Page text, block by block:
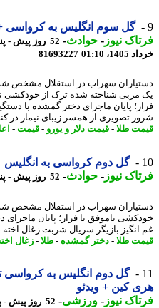
گل سوم انگلیس به کرواسی +
نیوز-حوادث -
01:10
81693227
سهراب در استقلال مشخص
شناخته شده ترک از خودکشی
پایان ماجرای دختر گمشده با دستگیری
تصویری از همسر زیبای نیمار در کنار
طلا-قیمت دلار و یورو -قیمت-اعلام -
گل دوم کرواسی به انگلیس
نیوز-حوادث -52 روز پیش - پنجشنبه 28 خرداد 1405، 00:30
سهراب در استقلال مشخص
ناموفق تا فرار؛ پایان ماجرای
بازیگر سریال شربت زغال اخته در ...
طلا-دختر گمشده-طلا-زغال اخته -
گل دوم انگلیس به کرواسی
کین + ویدئو
نیوز-ورزشی-